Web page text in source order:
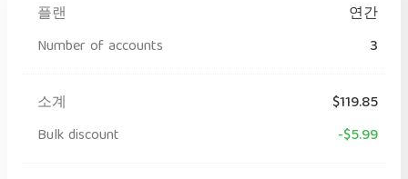
플랜
연간
Number of accounts
3
소계
$119.85
Bulk discount
-$5.99